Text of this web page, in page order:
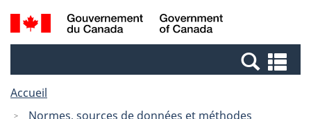
Passer
au
Passer
à
Canada
Recherche
et
et
Accueil
Normes, sources de données et méthodes